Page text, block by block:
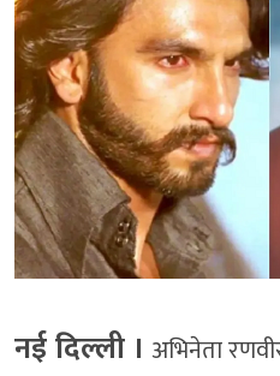
नई दिल्ली । अभिनेता